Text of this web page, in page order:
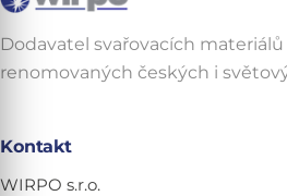
Dodavatel svařovacích
renomovaných českých i
Kontakt
WIRPO s.r.o.